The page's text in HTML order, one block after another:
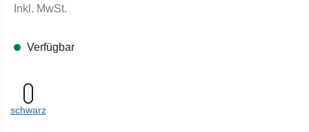
Inkl. MwSt.
Verfügbar
schwarz